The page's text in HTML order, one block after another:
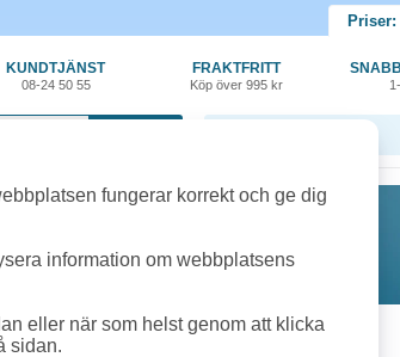
Priser:
KUNDTJÄNST
08-24 50 55
FRAKTFRITT
Köp över 995 kr
fungerar korrekt och ge dig
information om webbplatsens
eller när som helst genom att klicka
sidan.